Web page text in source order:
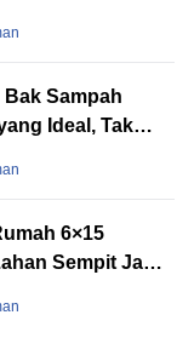
Sampah
Ideal, Tak
6×15
Sempit Jadi